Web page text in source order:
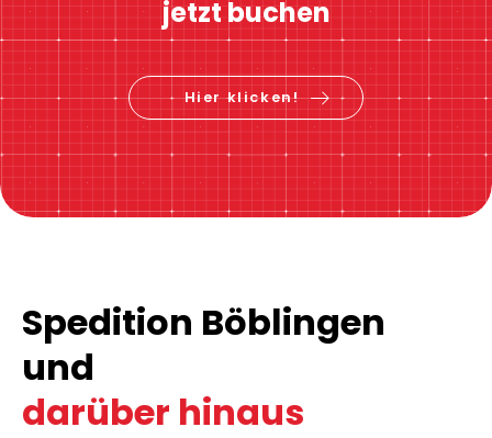
jetzt buchen
Hier klicken!
Spedition Böblingen
und
darüber hinaus